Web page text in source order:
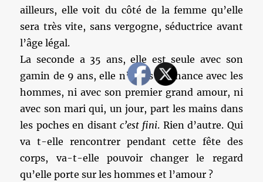
ailleurs, elle voit du côté de la femme qu’elle
sera très vite, sans vergogne, séductrice avant
l’âge légal.
La seconde a 35 ans, elle est seule avec son
gamin de 9 ans, elle n’a pas de chance avec les
hommes, ni avec son premier grand amour, ni
avec son mari qui, un jour, part les mains dans
les poches en disant c’est fini. Rien d’autre. Qui
va t-elle rencontrer pendant cette fête des
corps, va-t-elle pouvoir changer le regard
qu’elle porte sur les hommes et l’amour ?